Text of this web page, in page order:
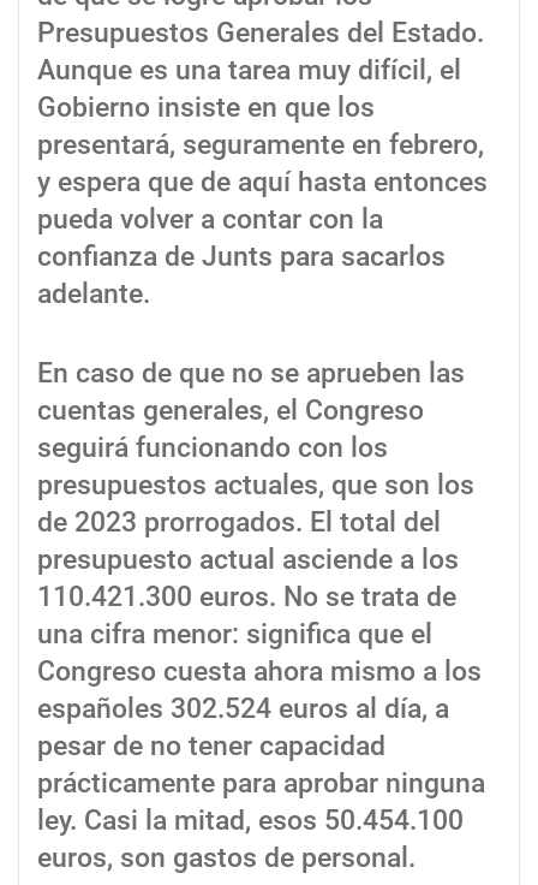
Presupuestos Generales del Estado.
Aunque es una tarea muy difícil, el
Gobierno insiste en que los
presentará, seguramente en febrero,
y espera que de aquí hasta entonces
pueda volver a contar con la
confianza de Junts para sacarlos
adelante.
En caso de que no se aprueben las
cuentas generales, el Congreso
seguirá funcionando con los
presupuestos actuales, que son los
de 2023 prorrogados. El total del
presupuesto actual asciende a los
110.421.300 euros. No se trata de
una cifra menor: significa que el
Congreso cuesta ahora mismo a los
españoles 302.524 euros al día, a
pesar de no tener capacidad
prácticamente para aprobar ninguna
ley. Casi la mitad, esos 50.454.100
euros, son gastos de personal.